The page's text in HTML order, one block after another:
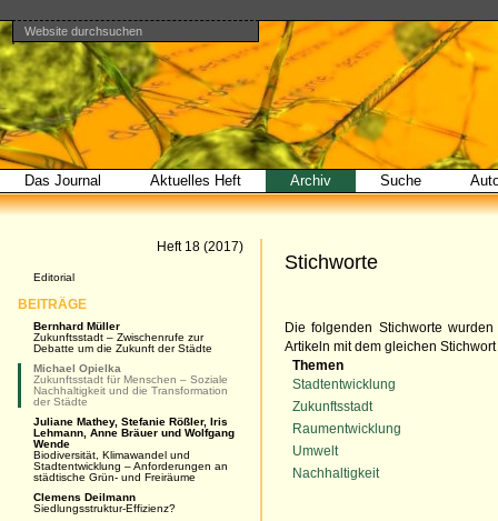
Direkt
zum
Inhalt
|
Direkt
zur
Navigation
Benutzerspezifische
Werkzeuge
Website durchsuchen
Erweiterte
Suche…
Bereiche
Das Journal Aktuelles Heft Archiv Suche
Stichworte
Die folgenden Stichworte
Artikeln mit dem gleichen
Themen
Stadtentwicklung
Zukunftsstadt
Raumentwicklung
Umwelt
Nachhaltigkeit
Heft 18 (2017)
Editorial
BEITRÄGE
Bernhard Müller
Zukunftsstadt – Zwischenrufe zur
Debatte um die Zukunft der Städte
Michael Opielka
Zukunftsstadt für Menschen – Soziale
Nachhaltigkeit und die Transformation
der Städte
Juliane Mathey, Stefanie Rößler, Iris
Lehmann, Anne Bräuer und Wolfgang
Wende
Biodiversität, Klimawandel und
Stadtentwicklung – Anforderungen an
städtische Grün- und Freiräume
Clemens Deilmann
Siedlungsstruktur-Effizienz?